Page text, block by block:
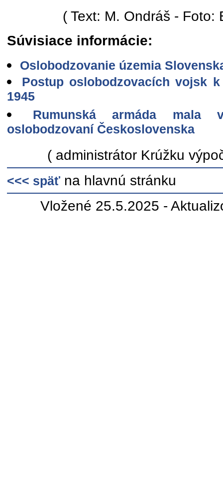
( Text: M. Ondráš - Foto:
Súvisiace informácie:
Oslobodzovanie územia
Postup oslobodzovacích vojsk
1945
Rumunská armáda mala
oslobodzovaní Československa
( administrátor Krúžku
<<< späť na hlavnú stránku
Vložené 25.5.2025 -